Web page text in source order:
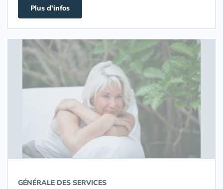
Plus d'infos
GÉNÉRALE DES SERVICES